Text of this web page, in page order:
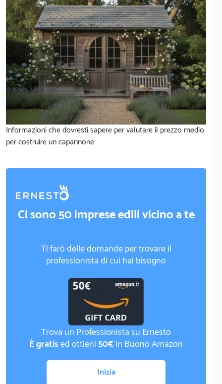
Informazioni che dovresti sapere per valutare il prezzo medio
per costruire un capannone
Ci sono 50 imprese edili vicino a te
Ti farò delle domande per trovare il
professionista di cui hai bisogno
Trova un Professionista su Ernesto
È gratised ottieni50€in Buono Amazon
Inizia